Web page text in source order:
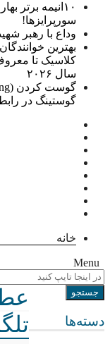
سورپرایزها!
وداع با رهبر
بهترین
کلاسیک تا
سال ۲۰۲۶
گوستینگ در
خانه
Menu
دسته‌ها